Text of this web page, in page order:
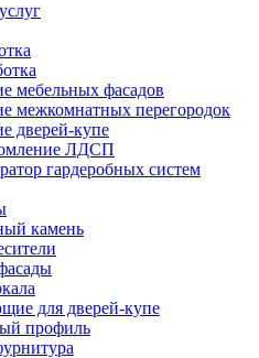
мебельных фасадов
межкомнатных перегородок
дверей-купе
ЛДСП
гардеробных систем
камень
для дверей-купе
профиль